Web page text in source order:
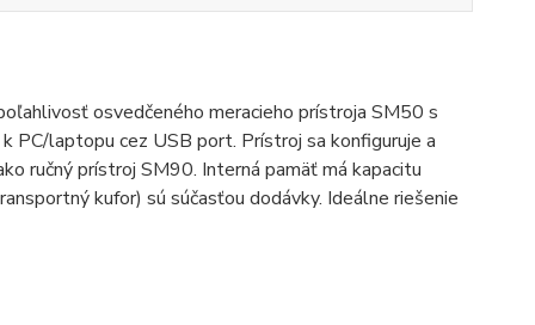
osvedčeného meracieho prístroja SM50 s
PC/laptopu cez USB port. Prístroj sa konfiguruje a
ručný prístroj SM90. Interná pamäť má kapacitu
kufor) sú súčasťou dodávky. Ideálne riešenie